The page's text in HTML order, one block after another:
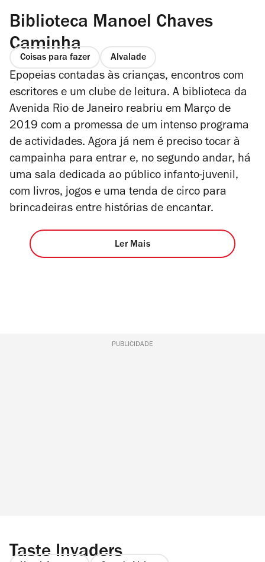
Biblioteca Manoel Chaves
Caminha
Coisas para fazer Alvalade
Epopeias contadas às crianças, encontros com
escritores e um clube de leitura. A biblioteca da
Avenida Rio de Janeiro reabriu em Março de
2019 com a promessa de um intenso programa
de actividades. Agora já nem é preciso tocar à
campainha para entrar e, no segundo andar, há
uma sala dedicada ao público infanto-juvenil,
com livros, jogos e uma tenda de circo para
brincadeiras entre histórias de encantar.
Ler Mais
PUBLICIDADE
Taste Invaders